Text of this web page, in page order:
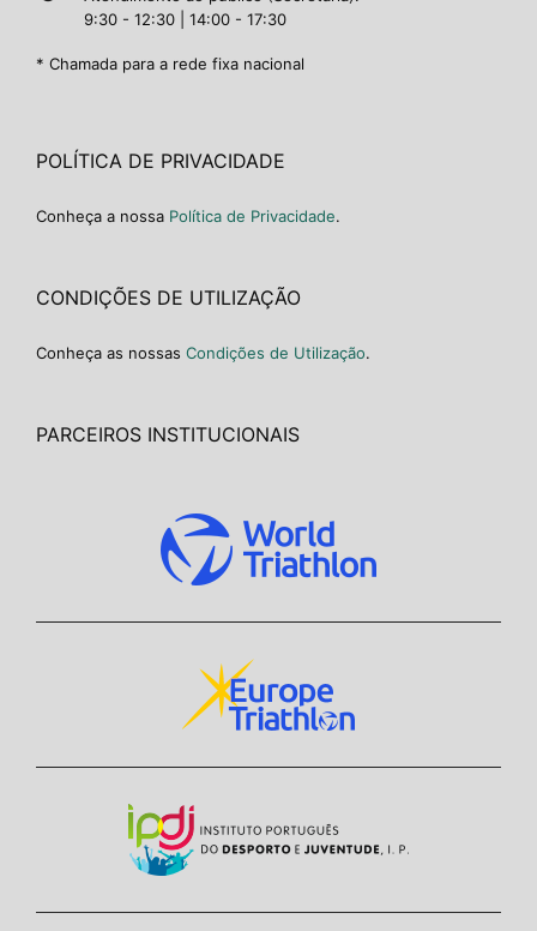
9:30 - 12:30 | 14:00 - 17:30
* Chamada para a rede fixa nacional
POLÍTICA DE PRIVACIDADE
Conheça a nossa Política de Privacidade.
CONDIÇÕES DE UTILIZAÇÃO
Conheça as nossas Condições de Utilização.
PARCEIROS INSTITUCIONAIS